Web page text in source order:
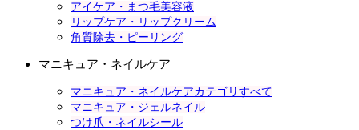
アイケア・まつ毛美容液
リップケア・リップクリーム
角質除去・ピーリング
マニキュア・ネイルケア
マニキュア・ネイルケアカテゴリすべて
マニキュア・ジェルネイル
つけ爪・ネイルシール